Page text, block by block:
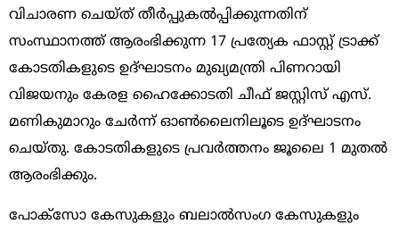
വിചാരണ ചെയ്ത് തീര്‍പ്പുകല്‍പ്പിക്കുന്നതിന്
സംസ്ഥാനത്ത് ആരംഭിക്കുന്ന 17 പ്രത്യേക ഫാസ്റ്റ് ട്രാക്ക്
കോടതികളുടെ ഉദ്ഘാടനം മുഖ്യമന്ത്രി പിണറായി
വിജയനും കേരള ഹൈക്കോടതി ചീഫ് ജസ്റ്റിസ് എസ്.
മണികുമാറും ചേര്‍ന്ന് ഓണ്‍ലൈനിലൂടെ ഉദ്ഘാടനം
ചെയ്തു. കോടതികളുടെ പ്രവര്‍ത്തനം ജൂലൈ 1 മുതല്‍
ആരംഭിക്കും.
പോക്സോ കേസുകളും ബലാല്‍സംഗ കേസുകളും